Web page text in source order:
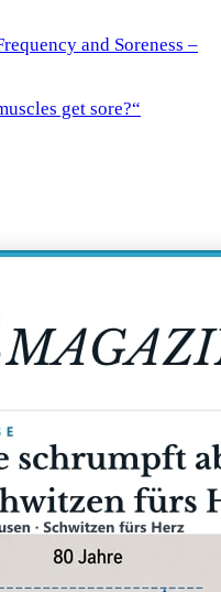
and Soreness –
get sore?“